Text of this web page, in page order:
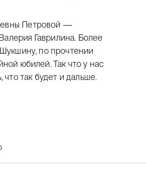
Петровой —
Гаврилина. Более
по прочтении
юбилей. Так что у нас
так будет и дальше.